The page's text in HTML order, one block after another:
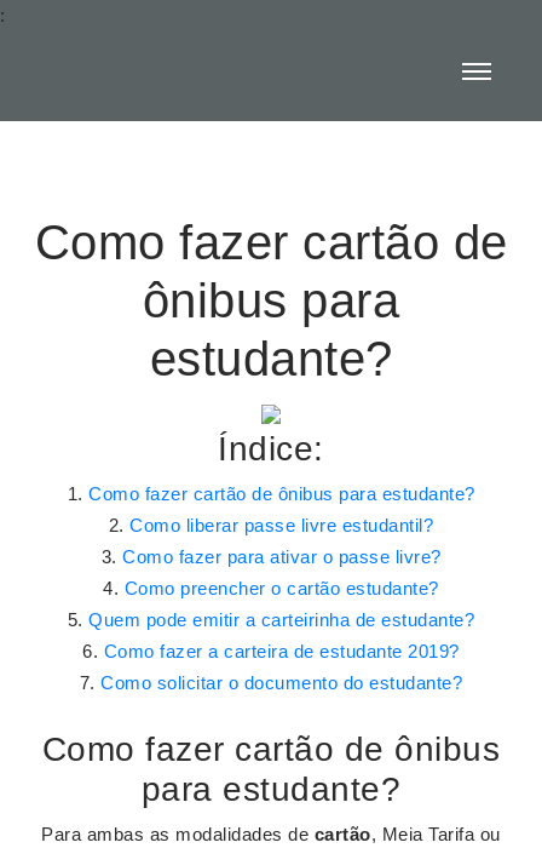
:
Como fazer cartão de
ônibus para
estudante?
Índice:
Como fazer cartão de ônibus para estudante?
Como liberar passe livre estudantil?
Como fazer para ativar o passe livre?
Como preencher o cartão estudante?
Quem pode emitir a carteirinha de estudante?
Como fazer a carteira de estudante 2019?
Como solicitar o documento do estudante?
Como fazer cartão de ônibus
para estudante?
Para ambas as modalidades de cartão, Meia Tarifa ou